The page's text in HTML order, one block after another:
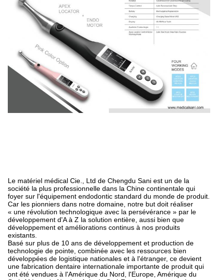
Le matériel médical Cie., Ltd de Chengdu Sani est un de la
société la plus professionnelle dans la Chine continentale qui
foyer sur l'équipement endodontic standard du monde de produit.
Car les pionniers dans notre domaine, notre but doit réaliser
« une révolution technologique avec la persévérance » par le
développement d'A à Z la solution entière, aussi bien que
développement et améliorations continus à nos produits
existants.
Basé sur plus de 10 ans de développement et production de
technologie de pointe, combinée avec les ressources bien
développées de logistique nationales et à l'étranger, ce devient
une fabrication dentaire internationale importante de produit qui
ont été vendues à l'Amérique du Nord, l'Europe, Amérique du